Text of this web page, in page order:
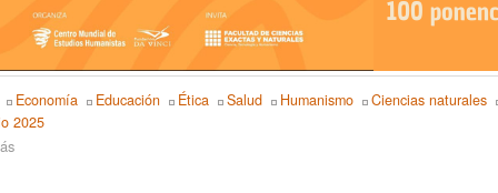
Economía Educación Ética Salud Humanismo Ciencias naturales
2025
sobre